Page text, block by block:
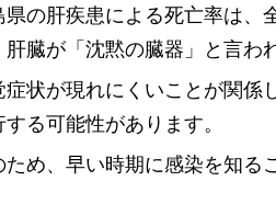
県の肝疾患による死亡率は、
肝臓が「沈黙の臓器」と言わ
症状が現れにくいことが関係
る可能性があります。
ため、早い時期に感染を知る